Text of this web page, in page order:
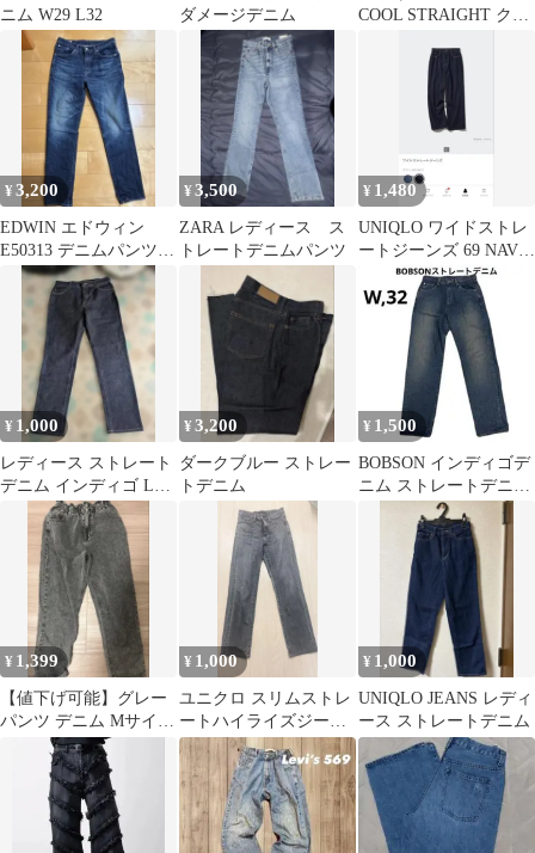
ニム W29 L32
ダメージデニム
COOL STRAIGHT クー
¥3,200
EDWIN エドウィン
E50313 デニムパンツ
30インチ
¥3,500
ZARA レディース ス
トレートデニムパンツ
¥ 1,480
UNIQLO ワイドストレ
ートジーンズ 69 NAVY
サイズ34
¥ 1,000
レディース ストレート
デニム インディゴ Lサ
¥3,200
ダークブルー ストレー
トデニム
¥ 1,500
BOBSON インディゴデ
ニム ストレートデニム
¥ 1,399
【値下げ可能】グレー
パンツ デニム Mサイズ
美品 Y2K
¥ 1,000
ユニクロ スリムストレ
ートハイライズジーン
ズ（丈78.5cm）
¥ 1,000
UNIQLO JEANS レディ
ース ストレートデニム